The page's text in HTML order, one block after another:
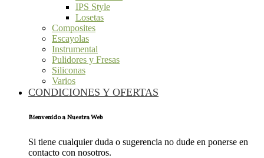
IPS Style
Losetas
Composites
Escayolas
Instrumental
Pulidores y Fresas
Siliconas
Varios
CONDICIONES Y OFERTAS
Bienvenido a Nuestra Web
Si tiene cualquier duda o sugerencia no dude en ponerse en
contacto con nosotros.